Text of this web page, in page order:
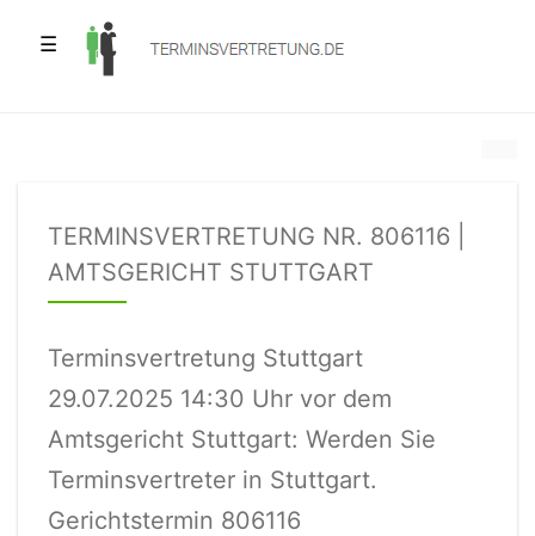
☰
TERMINSVERTRETUNG NR. 806116 |
AMTSGERICHT STUTTGART
Terminsvertretung Stuttgart
29.07.2025 14:30 Uhr vor dem
Amtsgericht Stuttgart: Werden Sie
Terminsvertreter in Stuttgart.
Gerichtstermin 806116